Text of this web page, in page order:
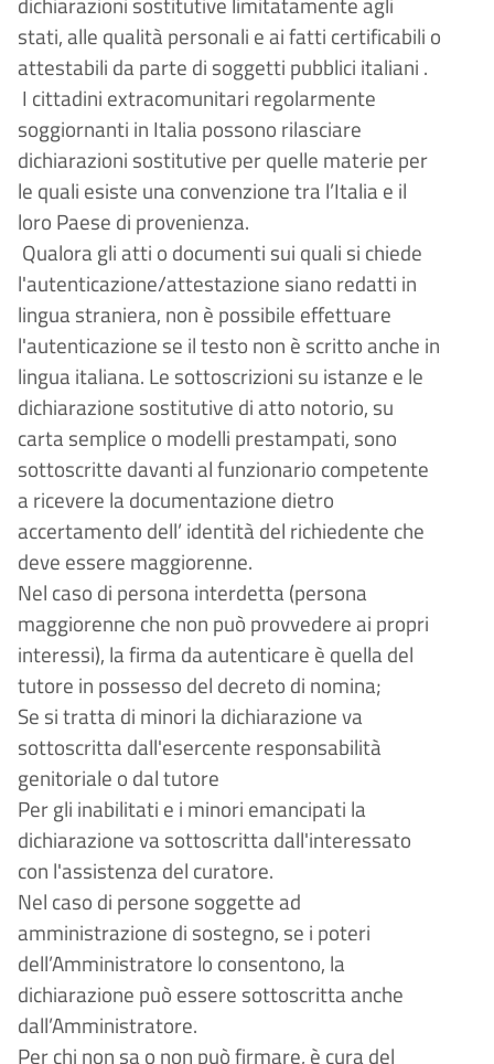
stati, alle qualità personali e ai fatti certificabili o
attestabili da parte di soggetti pubblici italiani .
I cittadini extracomunitari regolarmente
soggiornanti in Italia possono rilasciare
dichiarazioni sostitutive per quelle materie per
le quali esiste una convenzione tra l’Italia e il
loro Paese di provenienza.
Qualora gli atti o documenti sui quali si chiede
l'autenticazione/attestazione siano redatti in
lingua straniera, non è possibile effettuare
l'autenticazione se il testo non è scritto anche in
lingua italiana. Le sottoscrizioni su istanze e le
dichiarazione sostitutive di atto notorio, su
carta semplice o modelli prestampati, sono
sottoscritte davanti al funzionario competente
a ricevere la documentazione dietro
accertamento dell’ identità del richiedente che
deve essere maggiorenne.
Nel caso di persona interdetta (persona
maggiorenne che non può provvedere ai propri
interessi), la firma da autenticare è quella del
tutore in possesso del decreto di nomina;
Se si tratta di minori la dichiarazione va
sottoscritta dall'esercente responsabilità
genitoriale o dal tutore
Per gli inabilitati e i minori emancipati la
dichiarazione va sottoscritta dall'interessato
con l'assistenza del curatore.
Nel caso di persone soggette ad
amministrazione di sostegno, se i poteri
dell’Amministratore lo consentono, la
dichiarazione può essere sottoscritta anche
dall’Amministratore.
Per chi non sa o non può firmare, è cura del